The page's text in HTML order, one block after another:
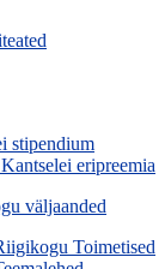
stipendium
eripreemia
väljaanded
Toimetised